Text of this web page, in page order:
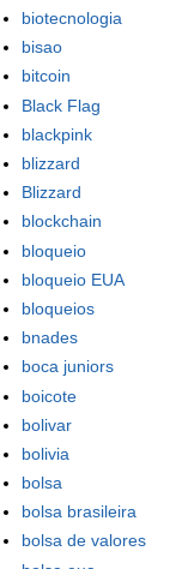
biotecnologia
bisao
bitcoin
Black Flag
blackpink
blizzard
Blizzard
blockchain
bloqueio
bloqueio EUA
bloqueios
bnades
boca juniors
boicote
bolivar
bolivia
bolsa
bolsa brasileira
bolsa de valores